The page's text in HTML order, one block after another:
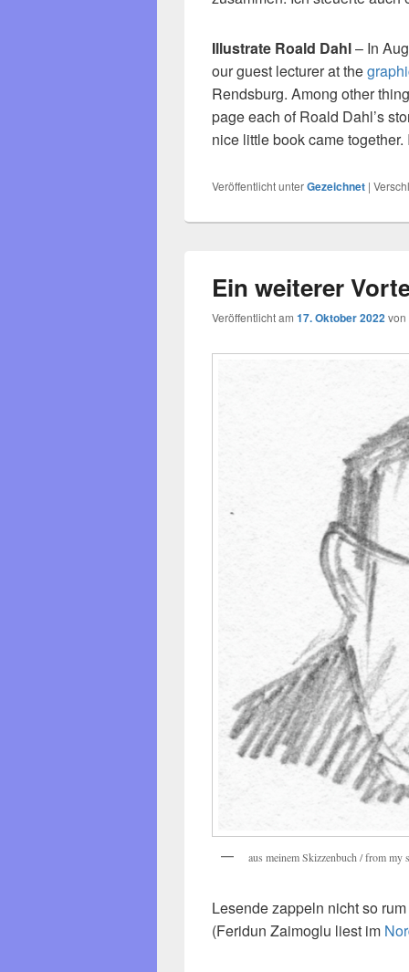
Illustrate Roald Dahl– In
our guest lecturer at the
Rendsburg. Among other
page each of Roald Dahl’s
nice little book came
Veröffentlicht unterGezeichnet |
Ein weiterer
Veröffentlicht am 17. Oktober 2022von
aus meinem Skizzenbuch / from my
Lesende zappeln nicht so
(Feridun Zaimoglu liest im